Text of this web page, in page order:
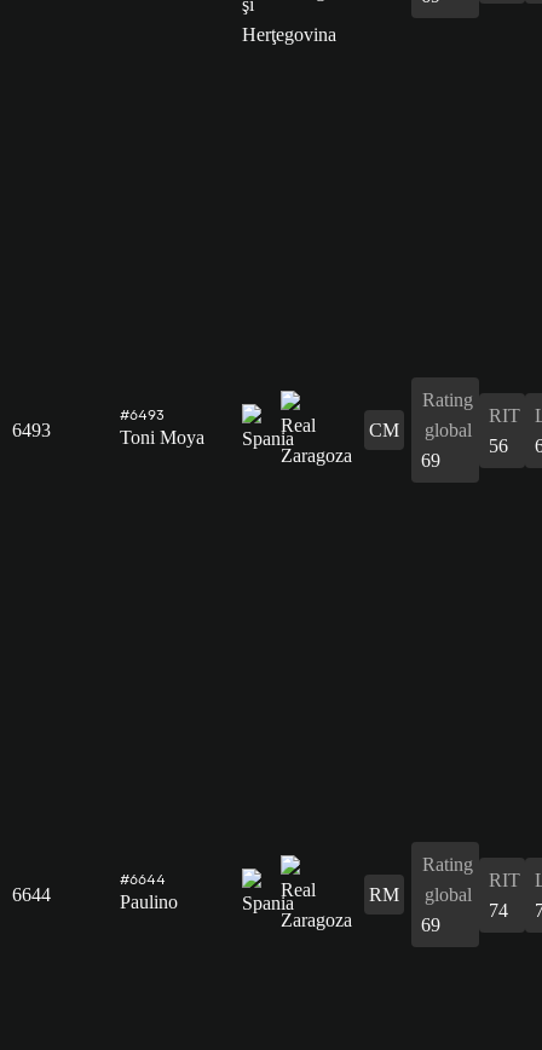
6493
#6493
Toni Moya CM
Rating
global
69
RIT
56
6644
#6644
Paulino RM
Rating
global
69
RIT
74